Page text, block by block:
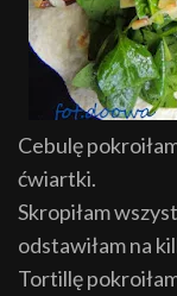
Cebulę
ćwiartki.
Skropiłam
odstawiłam na
Tortillę